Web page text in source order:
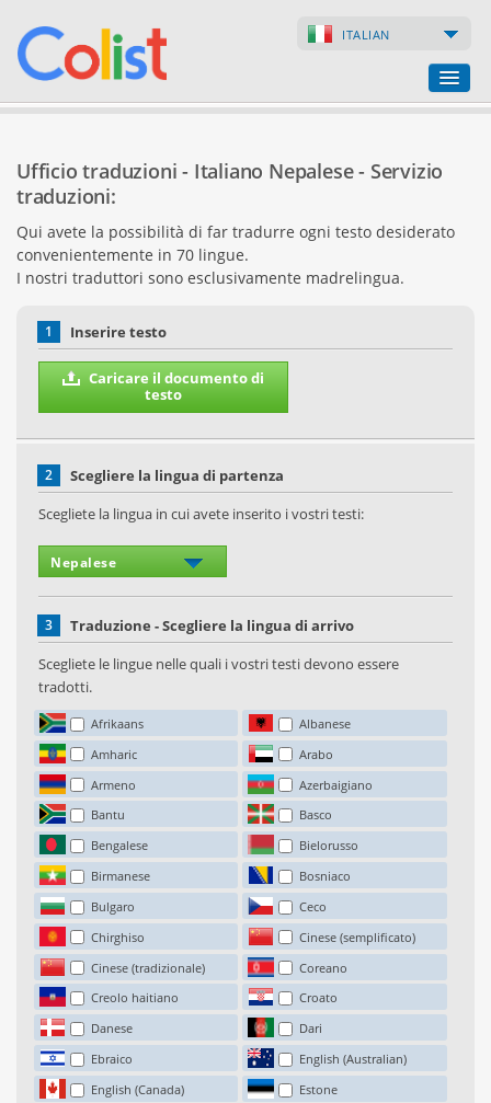
ITALIAN
Lista delle aziende
Pagine web
Negozi online
Ufficio traduzioni - Italiano Nepalese - Servizio
traduzioni:
Qui avete la possibilità di far tradurre ogni testo desiderato
convenientemente in 70 lingue.
I nostri traduttori sono esclusivamente madrelingua.
1 Inserire testo
Caricare il documento di
testo
2
Scegliere la lingua di partenza
Scegliete la lingua in cui avete inserito i vostri testi:
3
Traduzione - Scegliere la lingua di arrivo
Scegliete le lingue nelle quali i vostri testi devono essere
tradotti.
Afrikaans
Albanese
Amharic
Arabo
Armeno
Azerbaigiano
Bantu
Basco
Bengalese
Bielorusso
Birmanese
Bosniaco
Bulgaro
Ceco
Chirghiso
Cinese (semplificato)
Cinese (tradizionale)
Coreano
Creolo haitiano
Croato
Danese
Dari
Ebraico
English (Australian)
English (Canada)
Estone